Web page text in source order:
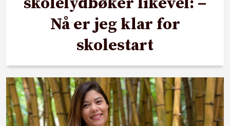
Nå er jeg klar for
skolestart